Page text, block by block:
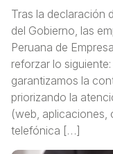
Tras la declaración
del Gobierno, las
Peruana de
reforzar lo
garantizamos la
priorizando la
(web,
telefónica […]